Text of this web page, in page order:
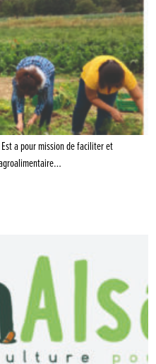
Est a pour mission de faciliter et